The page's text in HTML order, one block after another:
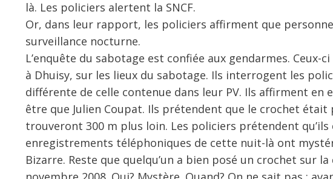
là. Les policiers alertent la SNCF.
Or, dans leur rapport, les policiers affirment que
surveillance nocturne.
L’enquête du sabotage est confiée aux gendarmes.
à Dhuisy, sur les lieux du sabotage. Ils interrogent les
différente de celle contenue dans leur PV. Ils affirment
être que Julien Coupat. Ils prétendent que le crochet était
trouveront 300 m plus loin. Les policiers prétendent
enregistrements téléphoniques de cette nuit-là ont
Bizarre. Reste que quelqu’un a bien posé un crochet sur